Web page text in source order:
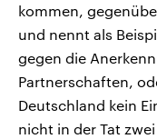
kommen,
und nennt als
gegen die
Partnerschaften,
Deutschland kein
nicht in der Tat